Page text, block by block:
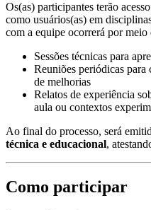
Os(as) participantes terão
como usuários(as) em
com a equipe ocorrerá por meio
Sessões técnicas para
Reuniões periódicas para
de melhorias
Relatos de experiência
aula ou contextos
Ao final do processo, será
técnica e educacional,
Como participar